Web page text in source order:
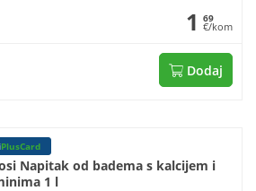
1 69
€/kom
Dodaj
PlusCard
Napitak od badema s kalcijem i
1 l